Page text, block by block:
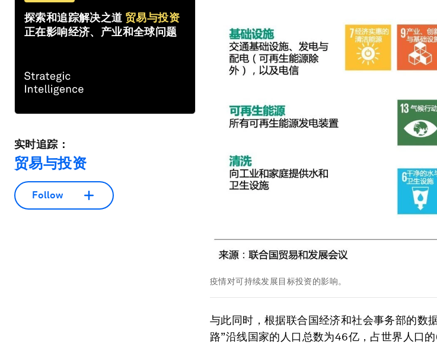
探索和追踪解决之道 贸易与投资
正在影响经济、产业和全球问题
实时追踪：
贸易与投资
Follow
疫情对可持续发展目标投资的影响。
与此同时，根据联合国经济和社会事务部的数
路”沿线国家的人口总数为46亿，占世界人口